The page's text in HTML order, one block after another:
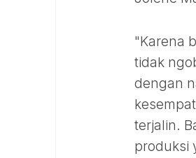
"Karena
tidak
dengan
terjalin.
produksi